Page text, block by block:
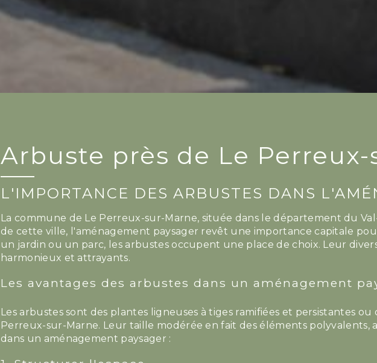
Arbuste près de Le
L'IMPORTANCE DES ARBUSTES DANS
La commune de Le Perreux-sur-Marne, située dans le département du
de cette ville, l'aménagement paysager revêt une importance capitale
un jardin ou un parc, les arbustes occupent une place de choix. Leur
harmonieux et attrayants.
Les avantages des arbustes dans un aménagement
Les arbustes sont des plantes ligneuses à tiges ramifiées et persistantes
Perreux-sur-Marne. Leur taille modérée en fait des éléments
dans un aménagement paysager :